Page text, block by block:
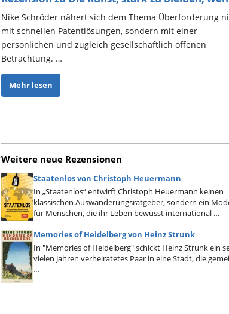
Nike Schröder nähert sich dem Thema Überforderung
mit schnellen Patentlösungen, sondern mit einer
persönlichen und zugleich gesellschaftlich offenen
Betrachtung. …
Mehr lesen
Weitere neue Rezensionen
Staatenlos von Christoph Heuermann
In „Staatenlos“ entwirft Christoph Heuermann keinen
klassischen Auswanderungsratgeber, sondern ein
für Menschen, die ihr Leben bewusst international …
Memories of Heidelberg von Heinz Strunk
In "Memories of Heidelberg" schickt Heinz Strunk ein
vielen Jahren verheiratetes Paar in eine Stadt, die
…